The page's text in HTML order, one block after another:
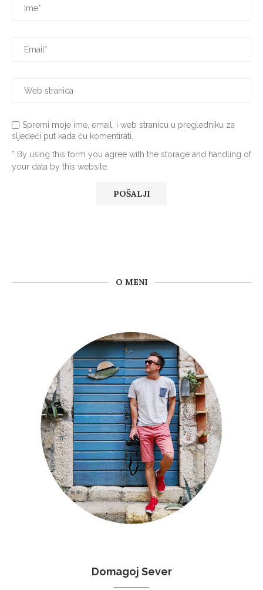
Spremi moje ime, email, i web stranicu u pregledniku za
sljedeći put kada ću komentirati.
* By using this form you agree with the storage and handling of
your data by this website.
O MENI
Domagoj Sever